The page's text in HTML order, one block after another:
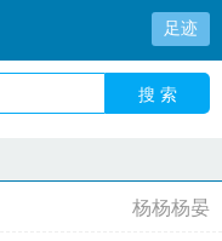
足迹
搜 索
杨杨杨晏